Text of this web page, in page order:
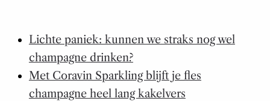
Lichte paniek: kunnen we straks nog wel
champagne drinken?
Met Coravin Sparkling blijft je fles
champagne heel lang kakelvers